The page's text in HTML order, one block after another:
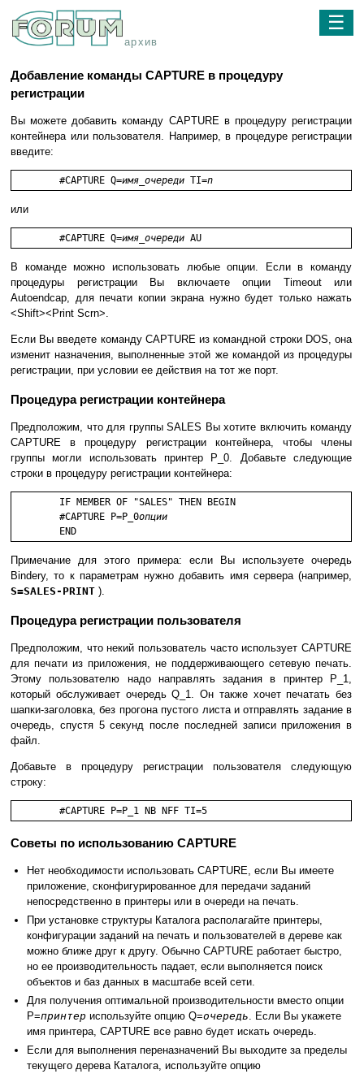
архив
☰
Добавление команды CAPTURE в процедуру
регистрации
Вы можете добавить команду CAPTURE в процедуру регистрации
контейнера или пользователя. Например, в процедуре регистрации
введите:
	#CAPTURE Q=
имя_очереди TI=n
или
	#CAPTURE Q=
имя_очереди AU
В команде можно использовать любые опции. Если в команду
процедуры регистрации Вы включаете опции Timeout или
Autoendcap, для печати копии экрана нужно будет только нажать
<Shift><Print Scrn>.
Если Вы введете команду CAPTURE из командной строки DOS, она
изменит назначения, выполненные этой же командой из процедуры
регистрации, при условии ее действия на тот же порт.
Процедура регистрации контейнера
Предположим, что для группы SALES Вы хотите включить команду
CAPTURE в процедуру регистрации контейнера, чтобы члены
группы могли использовать принтер P_0. Добавьте следующие
строки в процедуру регистрации контейнера:
	#CAPTURE P=P_0
опции
	END
Примечание для этого примера: если Вы используете очередь
Bindery, то к параметрам нужно добавить имя сервера (например,
S=SALES-PRINT ).
Процедура регистрации пользователя
Предположим, что некий пользователь часто использует CAPTURE
для печати из приложения, не поддерживающего сетевую печать.
Этому пользователю надо направлять задания в принтер P_1,
который обслуживает очередь Q_1. Он также хочет печатать без
шапки-заголовка, без прогона пустого листа и отправлять задание в
очередь, спустя 5 секунд после последней записи приложения в
файл.
Добавьте в процедуру регистрации пользователя следующую
строку:
	#CAPTURE P=P_1 NB NFF TI=5
Советы по использованию CAPTURE
Нет необходимости использовать CAPTURE, если Вы имеете
приложение, сконфигурированное для передачи заданий
непосредственно в принтеры или в очереди на печать.
При установке структуры Каталога располагайте принтеры,
конфигурации заданий на печать и пользователей в дереве как
можно ближе друг к другу. Обычно CAPTURE работает быстро,
но ее производительность падает, если выполняется поиск
объектов и баз данных в масштабе всей сети.
Для получения оптимальной производительности вместо опции
P=принтер используйте опцию Q=очередь. Если Вы укажете
имя принтера, CAPTURE все равно будет искать очередь.
Если для выполнения переназначений Вы выходите за пределы
текущего дерева Каталога, используйте опцию